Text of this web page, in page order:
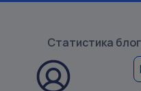
Статистика